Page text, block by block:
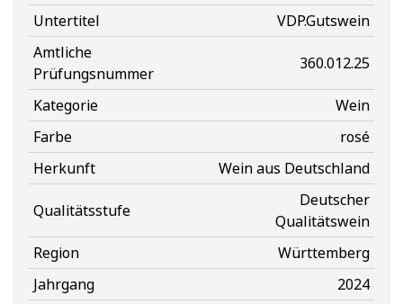
Untertitel
VDP.Gutswein
Amtliche
Prüfungsnummer
360.012.25
Kategorie
Wein
Farbe
rosé
Herkunft
Wein aus Deutschland
Qualitätsstufe
Deutscher
Qualitätswein
Region
Württemberg
Jahrgang
2024